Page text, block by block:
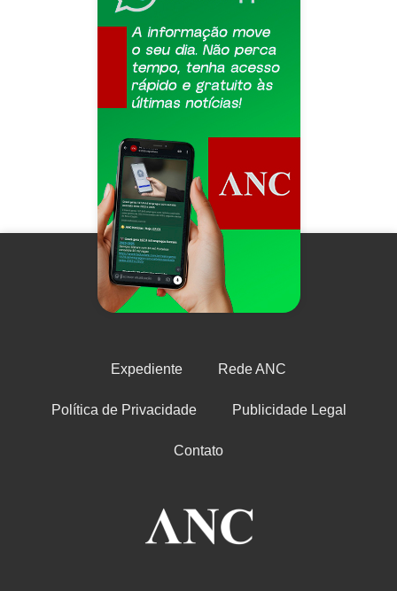
Expediente Rede ANC
Política de Privacidade Publicidade Legal
Contato